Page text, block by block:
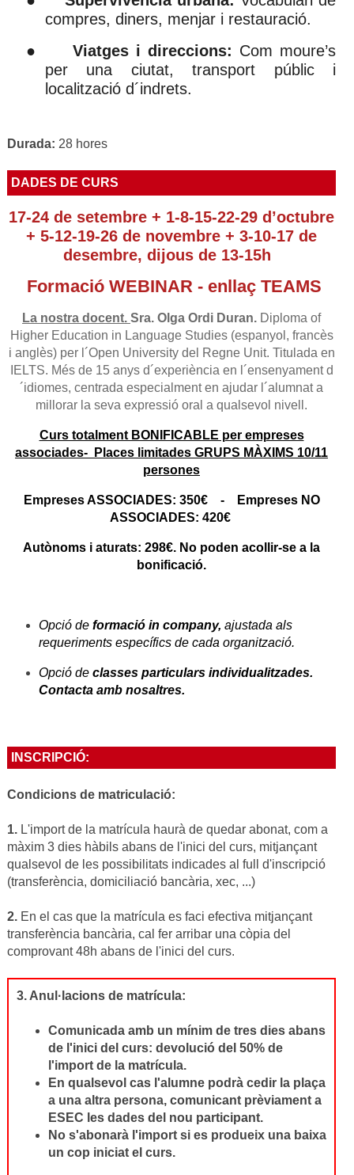
compres, diners, menjar i restauració.
●
Viatges i direccions: Com moure’s
per una ciutat, transport públic i
localització d´indrets.
Durada: 28 hores
DADES DE CURS
17-24 de setembre + 1-8-15-22-29 d’octubre
+ 5-12-19-26 de novembre + 3-10-17 de
desembre, dijous de 13-15h
Formació WEBINAR - enllaç TEAMS
La nostra docent. Sra. Olga Ordi Duran. Diploma of
Higher Education in Language Studies (espanyol, francès
i anglès) per l´Open University del Regne Unit. Titulada en
IELTS. Més de 15 anys d´experiència en l´ensenyament d
´idiomes, centrada especialment en ajudar l´alumnat a
millorar la seva expressió oral a qualsevol nivell.
Curs totalment BONIFICABLE per empreses
associades- Places limitades GRUPS MÀXIMS 10/11
persones
Empreses ASSOCIADES: 350€ - Empreses NO
ASSOCIADES: 420€
Autònoms i aturats: 298€. No poden acollir-se a la
bonificació.
Opció de formació in company, ajustada als
requeriments específics de cada organització.
Opció de classes particulars individualitzades.
Contacta amb nosaltres.
INSCRIPCIÓ:
Condicions de matriculació:
1. L'import de la matrícula haurà de quedar abonat, com a
màxim 3 dies hàbils abans de l'inici del curs, mitjançant
qualsevol de les possibilitats indicades al full d'inscripció
(transferència, domiciliació bancària, xec, ...)
2. En el cas que la matrícula es faci efectiva mitjançant
transferència bancària, cal fer arribar una còpia del
comprovant 48h abans de l'inici del curs.
3. Anul·lacions de matrícula:
Comunicada amb un mínim de tres dies abans
de l'inici del curs: devolució del 50% de
l'import de la matrícula.
En qualsevol cas l'alumne podrà cedir la plaça
a una altra persona, comunicant prèviament a
ESEC les dades del nou participant.
No s'abonarà l'import si es produeix una baixa
un cop iniciat el curs.